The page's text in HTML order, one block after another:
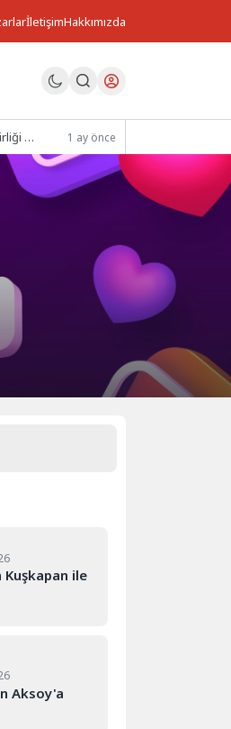
İletişimHakkımızda
1 ay önce
Kuşkapan ile
Aksoy'a